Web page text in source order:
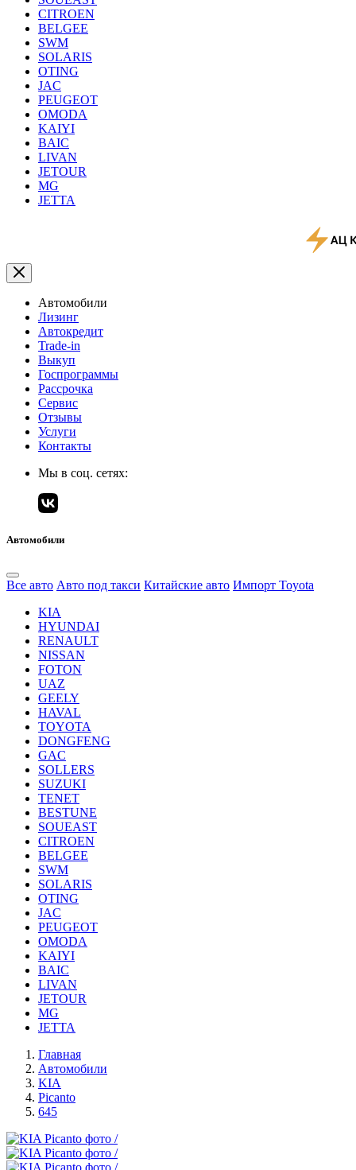
CITROEN
BELGEE
SWM
SOLARIS
OTING
JAC
PEUGEOT
OMODA
KAIYI
BAIC
LIVAN
JETOUR
MG
JETTA
Автомобили
Лизинг
Автокредит
Trade-in
Выкуп
Госпрограммы
Рассрочка
Сервис
Отзывы
Услуги
Контакты
Мы в соц. сетях:
Автомобили
Все авто Авто под такси Китайские авто Импорт Toyota
KIA
HYUNDAI
RENAULT
NISSAN
FOTON
UAZ
GEELY
HAVAL
TOYOTA
DONGFENG
GAC
SOLLERS
SUZUKI
TENET
BESTUNE
SOUEAST
CITROEN
BELGEE
SWM
SOLARIS
OTING
JAC
PEUGEOT
OMODA
KAIYI
BAIC
LIVAN
JETOUR
MG
JETTA
Главная
Автомобили
KIA
Picanto
645